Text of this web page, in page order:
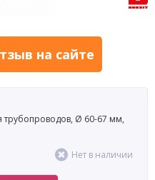
на сайте
Ø 60-67 мм,
Нет в наличии